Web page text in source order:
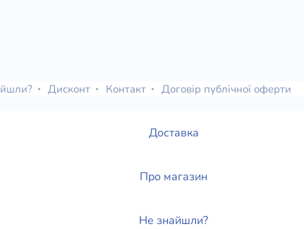
Дисконт Контакт Договір публічної оферти
Доставка
Про магазин
Не знайшли?